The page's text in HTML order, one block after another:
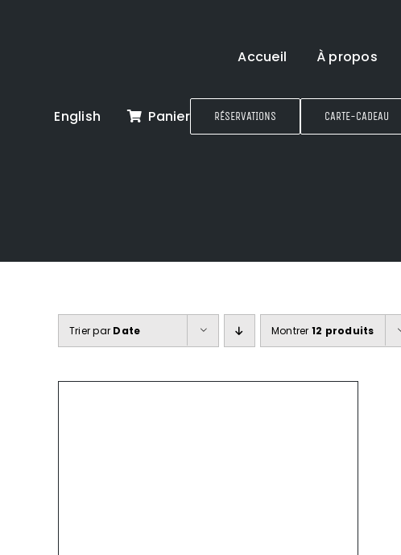
Accueil À propos
English Panier RÉSERVATIONS CARTE-CADEAU
Trier par Date Montrer 12 produits